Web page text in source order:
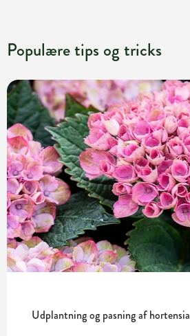
Populære tips og tricks
Udplantning og pasning af hortensia